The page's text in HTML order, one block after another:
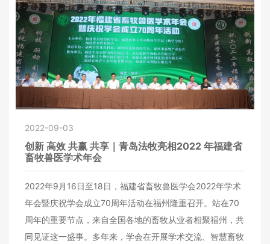
2022-09-03
创新 高效 共赢 共享｜青岛法牧亮相2022 年福建省
畜牧兽医学术年会
2022年9月16日至18日，福建省畜牧兽医学会2022年学术
年会暨庆祝学会成立70周年活动在福州隆重召开。站在70
周年的重要节点，来自全国各地的畜牧从业者相聚福州，共
同见证这一盛事。多年来，学会在开展学术交流、智慧畜牧